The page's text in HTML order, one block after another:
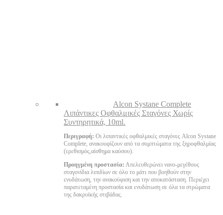
Alcon Systane Complete
Λιπάντικες Οφθαλμικές Σταγόνες Χωρίς
Συντηρητικά, 10ml.
Περιγραφή: Οι λιπαντικές οφθαλμικές σταγόνες Alcon Systane
Complete, ανακουφίζουν από τα συμπτώματα της ξηροφθαλμίας
(ερεθισμός,αίσθημα καύσου).
Προηγμένη προστασία: Απελευθερώνει νανο-μεγέθους
σταγονίδια λιπιδίων σε όλο το μάτι που βοηθούν στην
ενυδάτωση, την ανακούφιση και την αποκατάσταση. Περιέχει
παρατεταμένη προστασία και ενυδάτωση σε όλα τα στρώματα
της δακρυϊκής στιβάδας.